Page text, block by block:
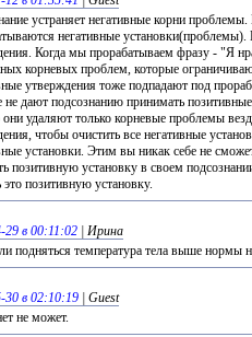
устраняет негативные корни
негативные
Когда мы прорабатываем фразу - "Я
корневых проблем, которые
утверждения тоже подпадают под
не дают подсознанию принимать
они удаляют только корневые проблемы
чтобы очистить все негативные
установки. Этим вы никак себе не
позитивную установку в своем
это позитивную установку.
29 в 00:11:02 | Ирина
подняться температура тела выше нормы
30 в 02:10:19 | Guest
не может.